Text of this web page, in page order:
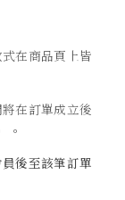
式在商品頁上皆
在訂單成立後
。
後至該筆訂單